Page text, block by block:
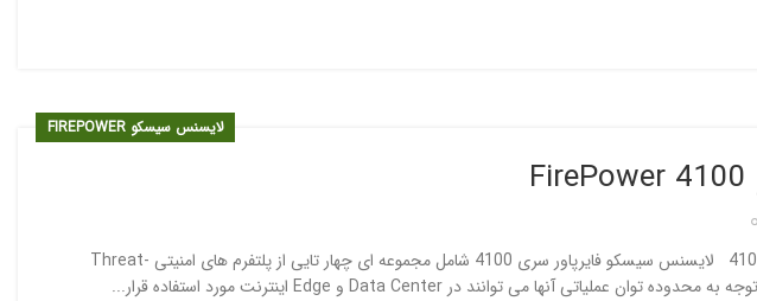
لایسنس سیسکو FIREPOWER
معرفی سیسکو فایرپاور سری 4100 لایسنس سیسکو فایرپاور سری 4100 شامل مجموعه ای چهار تایی از پلتفرم های امنیتی Threat-